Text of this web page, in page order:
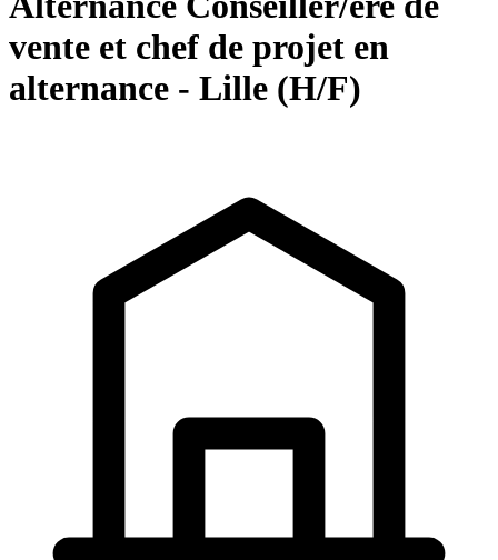
vente et chef de projet en
alternance - Lille (H/F)